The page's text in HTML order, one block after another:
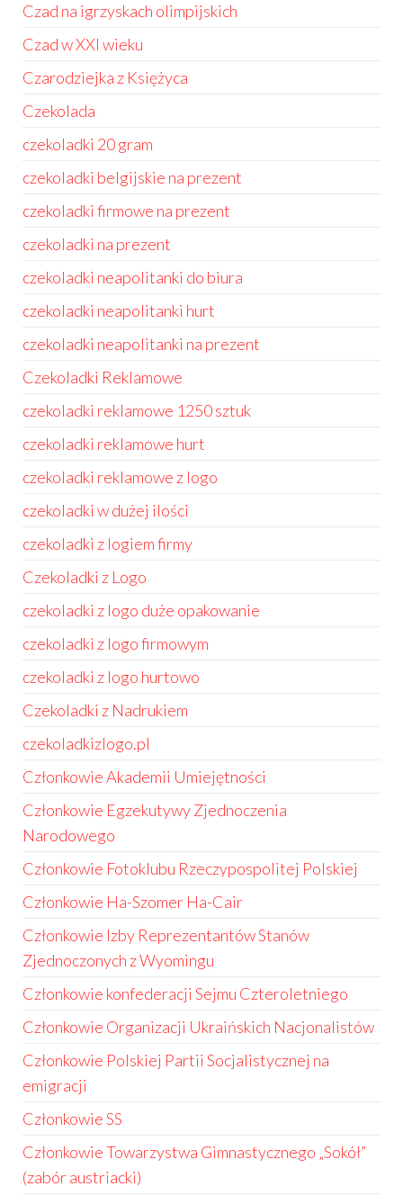
Czad na igrzyskach olimpijskich
Czad w XXI wieku
Czarodziejka z Księżyca
Czekolada
czekoladki 20 gram
czekoladki belgijskie na prezent
czekoladki firmowe na prezent
czekoladki na prezent
czekoladki neapolitanki do biura
czekoladki neapolitanki hurt
czekoladki neapolitanki na prezent
Czekoladki Reklamowe
czekoladki reklamowe 1250 sztuk
czekoladki reklamowe hurt
czekoladki reklamowe z logo
czekoladki w dużej ilości
czekoladki z logiem firmy
Czekoladki z Logo
czekoladki z logo duże opakowanie
czekoladki z logo firmowym
czekoladki z logo hurtowo
Czekoladki z Nadrukiem
czekoladkizlogo.pl
Członkowie Akademii Umiejętności
Członkowie Egzekutywy Zjednoczenia
Narodowego
Członkowie Fotoklubu Rzeczypospolitej Polskiej
Członkowie Ha-Szomer Ha-Cair
Członkowie Izby Reprezentantów Stanów
Zjednoczonych z Wyomingu
Członkowie konfederacji Sejmu Czteroletniego
Członkowie Organizacji Ukraińskich Nacjonalistów
Członkowie Polskiej Partii Socjalistycznej na
emigracji
Członkowie SS
Członkowie Towarzystwa Gimnastycznego „Sokół”
(zabór austriacki)